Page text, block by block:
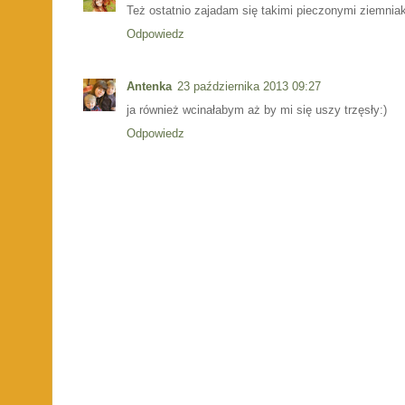
Też ostatnio zajadam się takimi pieczonymi
Odpowiedz
Antenka 23 października 2013 09:27
ja również wcinałabym aż by mi się uszy trzęsły:)
Odpowiedz